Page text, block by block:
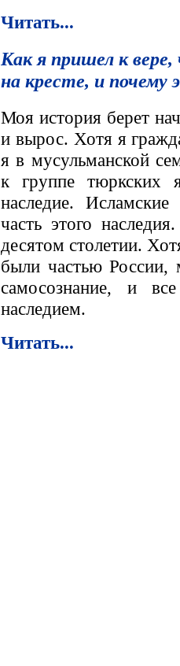
Читать...
Как я пришел к
на кресте, и почему
Моя история берет
и вырос. Хотя я
я в мусульманской
к группе тюркских
наследие.
часть этого
десятом столетии.
были частью России,
самосознание, и
наследием.
Читать...